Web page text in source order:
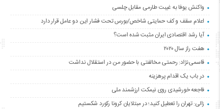
واکنش یوفا به غیبت طارمی مقابل چلسی
اعلام سقف و کف حمایتی شاخص/بورس تحت فشار این دو عامل قرار دارد
آیا رشد اقتصادی ایران مثبت شده است؟
هفت راز سال ۲۰۲۰
قاسمی‌نژاد: رحمتی مخالفتی با حضور من در استقلال نداشت
در باب یک اقدام پرهزینه
فاجعه خورشیدی روی نیمکت ارزشمند ملی
زالی: تهران را تعطیل کنید؛ در مبتلایان کرونا رکورد شکستیم